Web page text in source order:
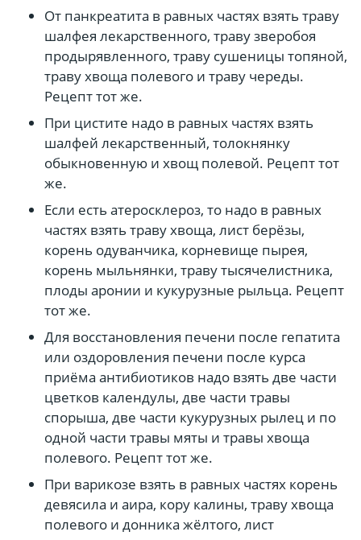
От панкреатита в равных частях взять траву
шалфея лекарственного, траву зверобоя
продырявленного, траву сушеницы топяной,
траву хвоща полевого и траву череды.
Рецепт тот же.
При цистите надо в равных частях взять
шалфей лекарственный, толокнянку
обыкновенную и хвощ полевой. Рецепт тот
же.
Если есть атеросклероз, то надо в равных
частях взять траву хвоща, лист берёзы,
корень одуванчика, корневище пырея,
корень мыльнянки, траву тысячелистника,
плоды аронии и кукурузные рыльца. Рецепт
тот же.
Для восстановления печени после гепатита
или оздоровления печени после курса
приёма антибиотиков надо взять две части
цветков календулы, две части травы
спорыша, две части кукурузных рылец и по
одной части травы мяты и травы хвоща
полевого. Рецепт тот же.
При варикозе взять в равных частях корень
девясила и аира, кору калины, траву хвоща
полевого и донника жёлтого, лист